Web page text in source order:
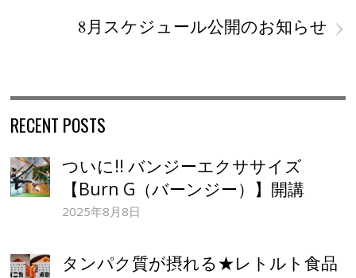
›
8月スケジュール公開のお知らせ
RECENT POSTS
ついに!! バンジーエクササイズ
【Burn G（バーンジー）】開講
2025年8月8日
タンパク質が摂れる★レトルト食品